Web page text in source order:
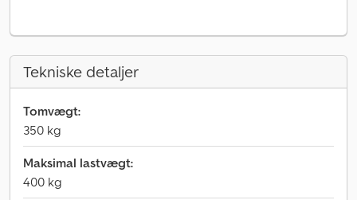
Tekniske detaljer
Tomvægt:
350 kg
Maksimal lastvægt:
400 kg